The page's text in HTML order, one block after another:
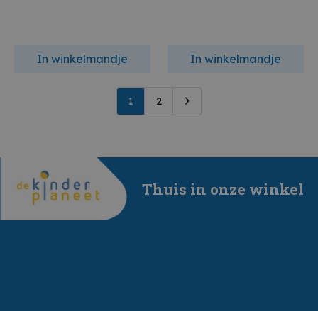
In winkelmandje In winkelmandje
1 2
Thuis in onze winkel